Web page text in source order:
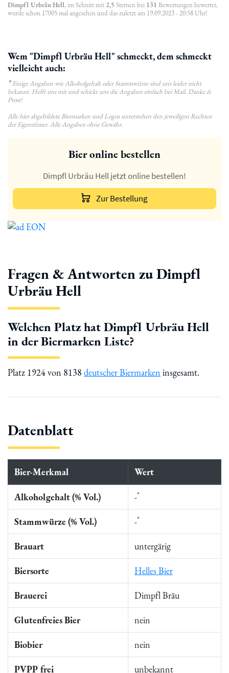
Dimpfl Urbräu Hell, im Schnitt mit 2,5 Sternen bei 131 Bewertungen bewertet,
wurde schon 17005 mal angesehen und das zuletzt am 19.09.2023 - 20:58 Uhr!
Wem "Dimpfl Urbräu Hell" schmeckt, dem schmeckt
vielleicht auch:
*Einige Angaben wie Alkoholgehalt oder Stammwürze sind uns leider nicht
bekannt. Helft uns mit und schickt uns die Angaben einfach bei Mail. Danke &
Prost!
Alle hier abgebildete Biermarken und Logos unterstehen den jeweiligen Rechten
der Eigentümer. Alle Angaben ohne Gewähr.
Bier online bestellen
Dimpfl Urbräu Hell jetzt online bestellen!
Zur Bestellung
Fragen & Antworten zu Dimpfl
Urbräu Hell
Welchen Platz hat Dimpfl Urbräu Hell
in der Biermarken Liste?
Platz 1924 von 8138 deutscher Biermarken insgesamt.
Datenblatt
Bier-Merkmal Wert
Alkoholgehalt (% Vol.) -*
Stammwürze (% Vol.) -*
Brauart untergärig
Biersorte Helles Bier
Brauerei Dimpfl Bräu
Glutenfreies Bier nein
Biobier nein
PVPP frei unbekannt